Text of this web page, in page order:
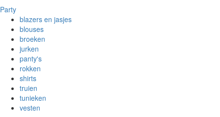
Party
blazers en jasjes
blouses
broeken
jurken
panty's
rokken
shirts
truien
tunieken
vesten